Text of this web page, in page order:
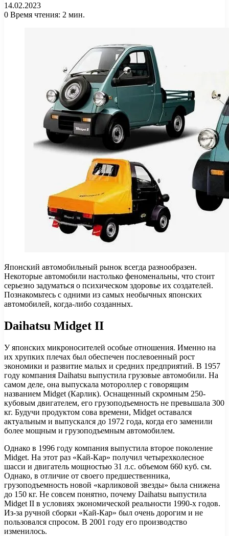
14.02.2023
0 Время чтения: 2 мин.
Японский автомобильный рынок всегда разнообразен.
Некоторые автомобили настолько феноменальны, что стоит
серьезно задуматься о психическом здоровье их создателей.
Познакомьтесь с одними из самых необычных японских
автомобилей, когда-либо созданных.
Daihatsu Midget II
У японских микроносителей особые отношения. Именно на
их хрупких плечах был обеспечен послевоенный рост
экономики и развитие малых и средних предприятий. В 1957
году компания Daihatsu выпустила грузовые автомобили. На
самом деле, она выпускала мотороллер с говорящим
названием Midget (Карлик). Оснащенный скромным 250-
кубовым двигателем, его грузоподъемность не превышала 300
кг. Будучи продуктом сова времени, Midget оставался
актуальным и выпускался до 1972 года, когда его заменили
более мощным и грузоподъемным автомобилем.
Однако в 1996 году компания выпустила второе поколение
Midget. На этот раз «Кай-Кар» получил четырехколесное
шасси и двигатель мощностью 31 л.с. объемом 660 куб. см.
Однако, в отличие от своего предшественника,
грузоподъемность новой «карликовой звезды» была снижена
до 150 кг. Не совсем понятно, почему Daihatsu выпустила
Midget II в условиях экономической реальности 1990-х годов.
Из-за ручной сборки «Кай-Кар» был очень дорогим и не
пользовался спросом. В 2001 году его производство
изменилось.